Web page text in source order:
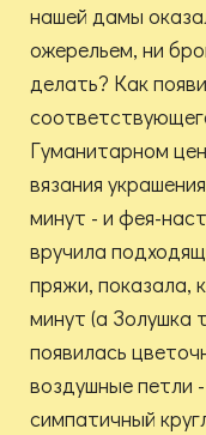
нашей дамы
ожерельем, ни
делать? Как
Гуманитарном
вязания
минут - и фея-
вручила
пряжи, показала,
минут (а Золушка
появилась
воздушные петли
симпатичный